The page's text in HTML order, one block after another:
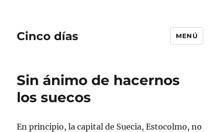
Cinco días MENÚ
Sin ánimo de hacernos
los suecos
En principio, la capital de Suecia, Estocolmo, no